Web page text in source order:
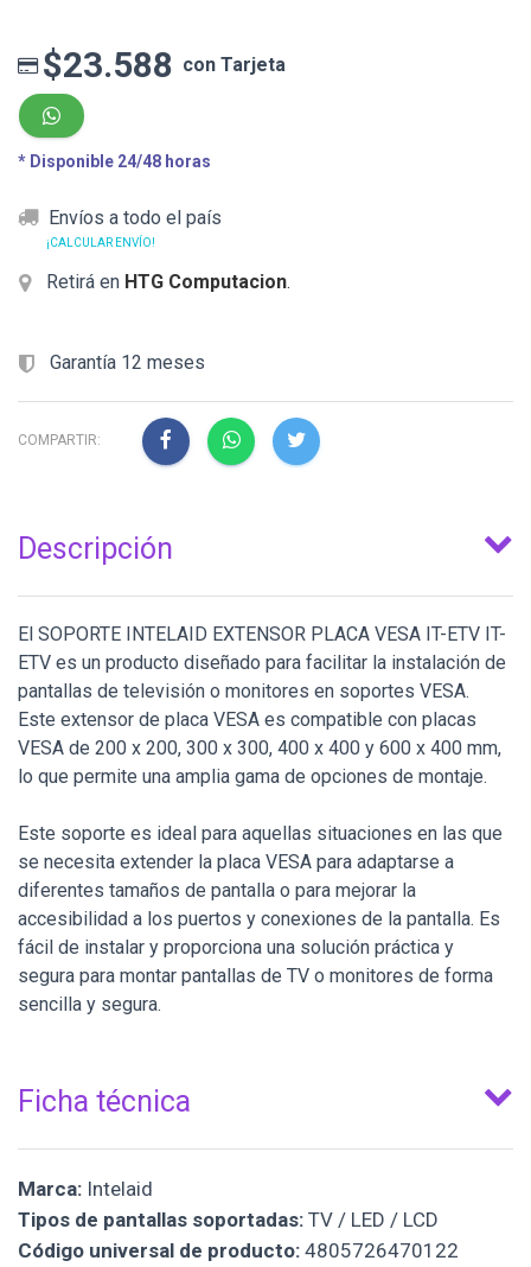
$23.588 con Tarjeta
* Disponible 24/48 horas
Envíos a todo el país
¡CALCULAR ENVÍO!
Retirá en HTG Computacion.
Garantía 12 meses
COMPARTIR:
Descripción
El SOPORTE INTELAID EXTENSOR PLACA VESA IT-ETV IT-
ETV es un producto diseñado para facilitar la instalación de
pantallas de televisión o monitores en soportes VESA.
Este extensor de placa VESA es compatible con placas
VESA de 200 x 200, 300 x 300, 400 x 400 y 600 x 400 mm,
lo que permite una amplia gama de opciones de montaje.
Este soporte es ideal para aquellas situaciones en las que
se necesita extender la placa VESA para adaptarse a
diferentes tamaños de pantalla o para mejorar la
accesibilidad a los puertos y conexiones de la pantalla. Es
fácil de instalar y proporciona una solución práctica y
segura para montar pantallas de TV o monitores de forma
sencilla y segura.
Ficha técnica
Marca: Intelaid
Tipos de pantallas soportadas: TV / LED / LCD
Código universal de producto: 4805726470122